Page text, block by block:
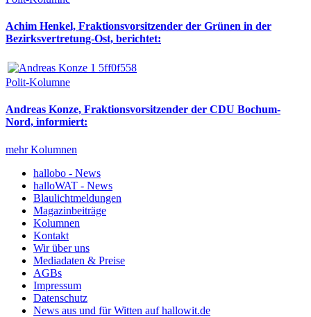
Achim Henkel, Fraktionsvorsitzender der Grünen in der
Bezirksvertretung-Ost, berichtet:
Polit-Kolumne
Andreas Konze, Fraktionsvorsitzender der CDU Bochum-
Nord, informiert:
mehr Kolumnen
hallobo - News
halloWAT - News
Blaulichtmeldungen
Magazinbeiträge
Kolumnen
Kontakt
Wir über uns
Mediadaten & Preise
AGBs
Impressum
Datenschutz
News aus und für Witten auf hallowit.de